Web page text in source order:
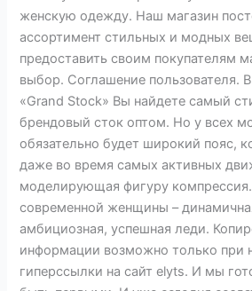
женскую одежду. Наш магазин
ассортимент стильных и модных
предоставить своим покупателям
выбор. Соглашение пользователя.
«Grand Stock» Вы найдете самый
брендовый сток оптом. Но у всех
обязательно будет широкий пояс,
даже во время самых активных
моделирующая фигуру
современной женщины –
амбициозная, успешная леди.
информации возможно только при
гиперссылки на сайт elyts. И мы